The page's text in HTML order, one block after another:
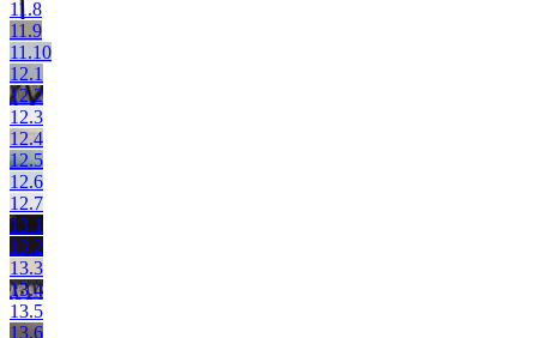
11.8
11.9
11.10
12.1
12.2
12.3
12.4
12.5
12.6
12.7
13.1
13.2
13.3
13.4
13.5
13.6